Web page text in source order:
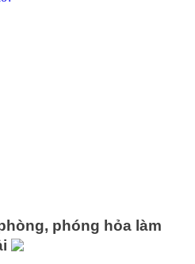
phóng hỏa làm